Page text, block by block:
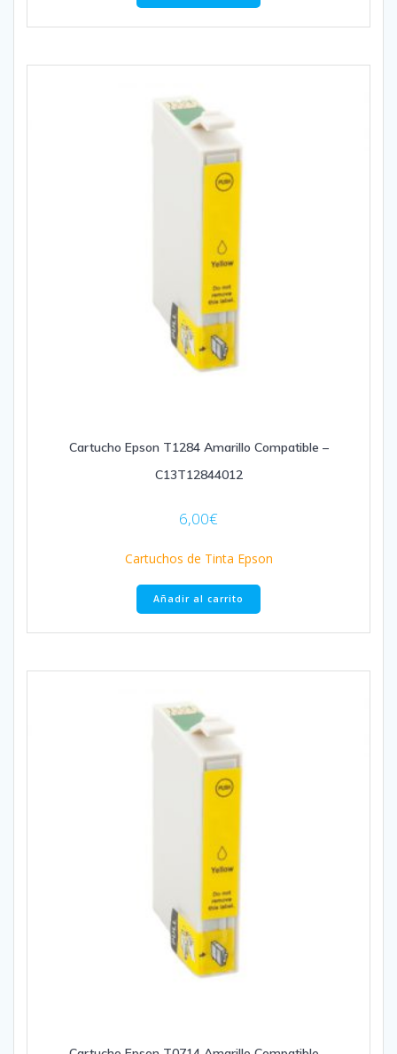
Cartucho Epson T1284 Amarillo Compatible –
C13T12844012
6,00€
Cartuchos de Tinta Epson
Añadir al carrito